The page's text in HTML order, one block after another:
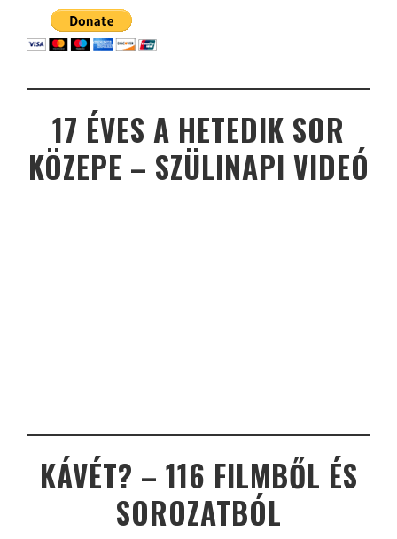
17 ÉVES A HETEDIK SOR
KÖZEPE – SZÜLINAPI VIDEÓ
KÁVÉT? – 116 FILMBŐL ÉS
SOROZATBÓL